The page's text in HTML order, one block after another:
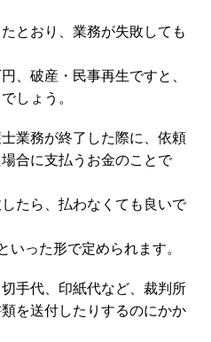
とおり、業務が失敗しても
、破産・民事再生ですと、
しょう。
業務が終了した際に、依頼
合に支払うお金のことで
たら、払わなくても良いで
いった形で定められます。
手代、印紙代など、裁判所
を送付したりするのにかか